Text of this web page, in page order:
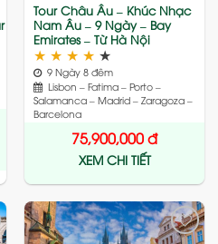
Tour Châu Âu – Khúc Nhạc
Nam Âu – 9 Ngày – Bay
Emirates – Từ Hà Nội
★ ★ ★ ★ ★
9 Ngày 8 đêm
Lisbon – Fatima – Porto –
Salamanca – Madrid – Zaragoza –
Barcelona
75,900,000đ
XEM CHI TIẾT